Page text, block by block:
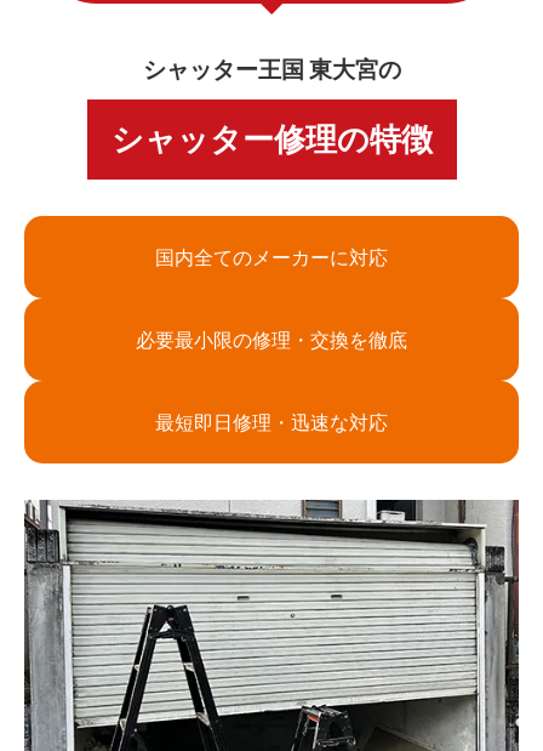
シャッター王国 東大宮の
シャッター修理の特徴
国内全てのメーカーに対応
必要最小限の修理・交換を徹底
最短即日修理・迅速な対応